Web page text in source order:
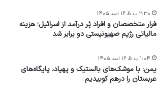
فرار متخصصان و افراد پُر درآمد از اسرائیل؛ هزینه
مالیاتی رژیم صهیونیستی دو برابر شد
۲:۳۰ ب.ظ ۱۶ اسد ۱۴۰۵
یمن: با موشک‌های بالستیک و پهپاد، پایگاه‌های
عربستان را درهم کوبیدیم
۱:۰۴ ب.ظ ۱۶ اسد ۱۴۰۵